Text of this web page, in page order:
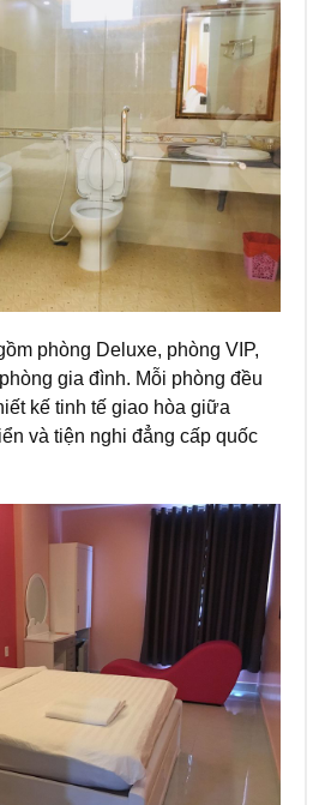
phòng Deluxe, phòng VIP,
gia đình. Mỗi phòng đều
kế tinh tế giao hòa giữa
và tiện nghi đẳng cấp quốc